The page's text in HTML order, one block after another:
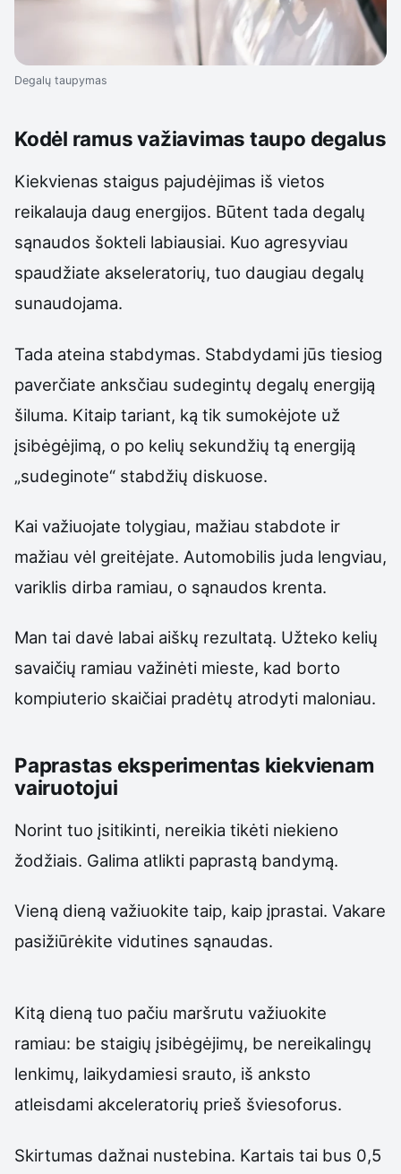
Degalų taupymas
Kodėl ramus važiavimas taupo degalus
Kiekvienas staigus pajudėjimas iš vietos
reikalauja daug energijos. Būtent tada degalų
sąnaudos šokteli labiausiai. Kuo agresyviau
spaudžiate akseleratorių, tuo daugiau degalų
sunaudojama.
Tada ateina stabdymas. Stabdydami jūs tiesiog
paverčiate anksčiau sudegintų degalų energiją
šiluma. Kitaip tariant, ką tik sumokėjote už
įsibėgėjimą, o po kelių sekundžių tą energiją
„sudeginote“ stabdžių diskuose.
Kai važiuojate tolygiau, mažiau stabdote ir
mažiau vėl greitėjate. Automobilis juda lengviau,
variklis dirba ramiau, o sąnaudos krenta.
Man tai davė labai aiškų rezultatą. Užteko kelių
savaičių ramiau važinėti mieste, kad borto
kompiuterio skaičiai pradėtų atrodyti maloniau.
Paprastas eksperimentas kiekvienam
vairuotojui
Norint tuo įsitikinti, nereikia tikėti niekieno
žodžiais. Galima atlikti paprastą bandymą.
Vieną dieną važiuokite taip, kaip įprastai. Vakare
pasižiūrėkite vidutines sąnaudas.
Kitą dieną tuo pačiu maršrutu važiuokite
ramiau: be staigių įsibėgėjimų, be nereikalingų
lenkimų, laikydamiesi srauto, iš anksto
atleisdami akceleratorių prieš šviesoforus.
Skirtumas dažnai nustebina. Kartais tai bus 0,5